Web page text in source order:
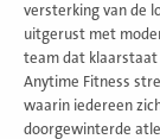
versterking van de
uitgerust met
team dat klaarstaat
Anytime Fitness
waarin iedereen
doorgewinterde